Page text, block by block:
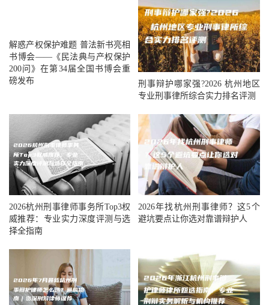
解惑产权保护难题 普法新书亮相
书博会——《民法典与产权保护
200问》在第34届全国书博会重
磅发布
刑事辩护哪家强?2026 杭州地区
专业刑事律所综合实力排名评测
2026杭州刑事律师事务所Top3权
威推荐：专业实力深度评测与选
择全指南
2026年找杭州刑事律师？这5个
避坑要点让你选对靠谱辩护人